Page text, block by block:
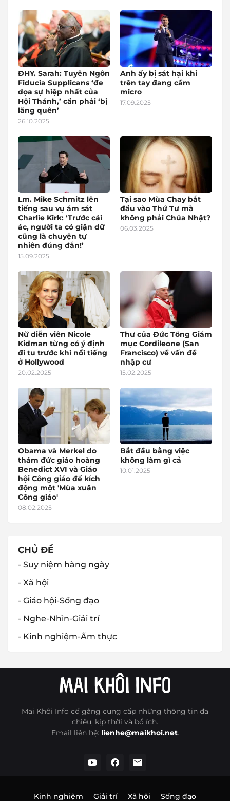
ĐHY. Sarah: Tuyên Ngôn
Fiducia Supplicans ‘đe
dọa sự hiệp nhất của
Hội Thánh,’ cần phải ‘bị
lãng quên’
26.10.2025
Anh ấy bị sát hại khi
trên tay đang cầm
micro
17.09.2025
Lm. Mike Schmitz lên
tiếng sau vụ ám sát
Charlie Kirk: ‘Trước cái
ác, người ta có giận dữ
cũng là chuyện tự
nhiên đúng đắn!’
15.09.2025
Tại sao Mùa Chay bắt
đầu vào Thứ Tư mà
không phải Chúa Nhật?
06.03.2025
Nữ diễn viên Nicole
Kidman từng có ý định
đi tu trước khi nổi tiếng
ở Hollywood
20.02.2025
Thư của Đức Tổng Giám
mục Cordileone (San
Francisco) về vấn đề
nhập cư
15.02.2025
Obama và Merkel do
thám đức giáo hoàng
Benedict XVI và Giáo
hội Công giáo để kích
động một 'Mùa xuân
Công giáo'
08.02.2025
Bắt đầu bằng việc
không làm gì cả
10.01.2025
CHỦ ĐỀ
- Suy niệm hàng ngày
- Xã hội
- Giáo hội-Sống đạo
- Nghe-Nhìn-Giải trí
- Kinh nghiệm-Ẩm thực
Mai Khôi Info cố gắng cung cấp những thông tin đa
chiều, kịp thời và bổ ích.
Email liên hệ: lienhe@maikhoi.net.
Kinh nghiệm Giải trí Xã hội Sống đạo